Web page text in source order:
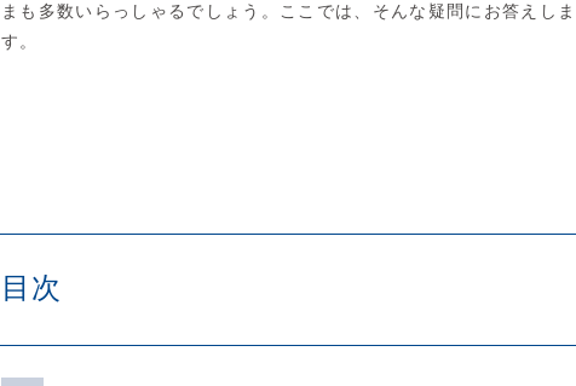
まも多数いらっしゃるでしょう。ここでは、そんな疑問にお答えしま
す。
目次